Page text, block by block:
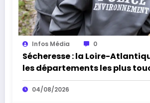
Infos Média 0
Sécheresse : la Loire-
les départements les plus
alerte l’Office français de la
biodiversité
04/08/2026